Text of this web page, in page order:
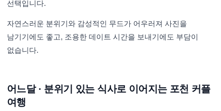
선택입니다.
자연스러운 분위기와 감성적인 무드가 어우러져 사진을
남기기에도 좋고, 조용한 데이트 시간을 보내기에도 부담이
없습니다.
어느달 · 분위기 있는 식사로 이어지는 포천 커플
여행